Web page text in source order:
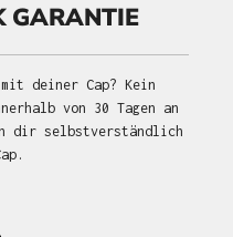
GARANTIE
deiner Cap? Kein
von 30 Tagen an
dir selbstverständlich